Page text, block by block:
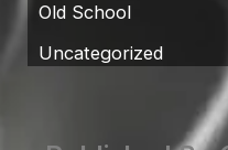
Old School
Uncategorized